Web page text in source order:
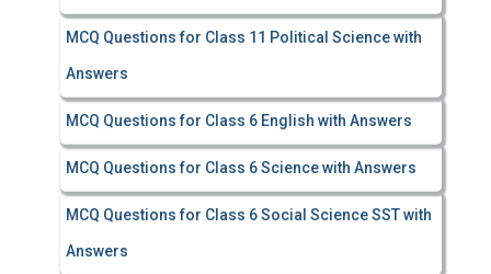
MCQ Questions for Class 11 Political Science with
Answers
MCQ Questions for Class 6 English with Answers
MCQ Questions for Class 6 Science with Answers
MCQ Questions for Class 6 Social Science SST with
Answers